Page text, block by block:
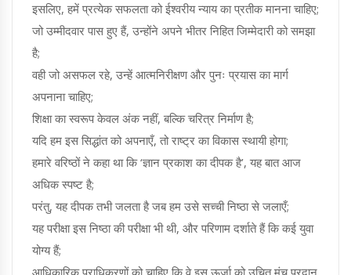
इसलिए, हमें प्रत्येक सफलता को ईश्वरीय न्याय का प्रतीक मानना चाहिए;
जो उम्मीदवार पास हुए हैं, उन्होंने अपने भीतर निहित जिम्मेदारी को समझा
है;
वही जो असफल रहे, उन्हें आत्मनिरीक्षण और पुनः प्रयास का मार्ग
अपनाना चाहिए;
शिक्षा का स्वरूप केवल अंक नहीं, बल्कि चरित्र निर्माण है;
यदि हम इस सिद्धांत को अपनाएँ, तो राष्ट्र का विकास स्थायी होगा;
हमारे वरिष्ठों ने कहा था कि ‘ज्ञान प्रकाश का दीपक है’, यह बात आज
अधिक स्पष्ट है;
परंतु, यह दीपक तभी जलता है जब हम उसे सच्ची निष्ठा से जलाएँ;
यह परीक्षा इस निष्ठा की परीक्षा भी थी, और परिणाम दर्शाते हैं कि कई युवा
योग्य हैं;